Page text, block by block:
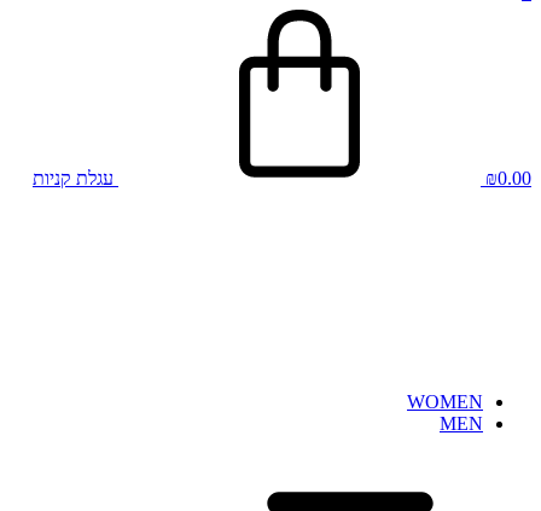
₪0.00 עגלת קניות
WOMEN
MEN